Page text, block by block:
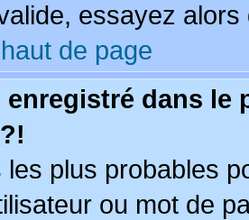
essayez
de page
enregistré dans le
les plus probables
ou mot de